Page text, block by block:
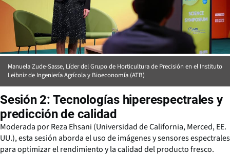
Manuela Zude-Sasse, Líder del Grupo de Horticultura de Precisión en el Instituto
Leibniz de Ingeniería Agrícola y Bioeconomía (ATB)
Sesión 2: Tecnologías hiperespectrales y
predicción de calidad
Moderada por Reza Ehsani (Universidad de California, Merced, EE.
UU.), esta sesión aborda el uso de imágenes y sensores espectrales
para optimizar el rendimiento y la calidad del producto fresco.